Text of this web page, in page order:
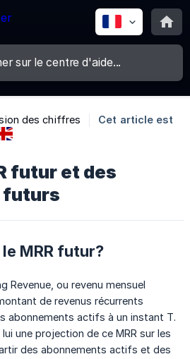
des chiffres
Cet article est
futur et des
futurs
MRR futur?
Revenue, ou revenu mensuel
de revenus récurrents
abonnements actifs à un instant T.
une projection de ce MRR sur les
des abonnements actifs et des